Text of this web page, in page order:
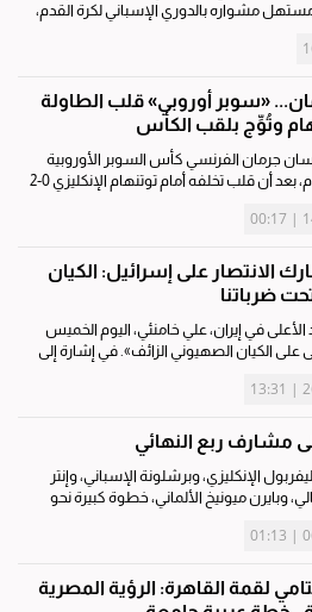
مشواره بالدوري الإسباني لكرة القدم،
ضمن الجولة الافتتاحية للبطولة. وكان
«سوبر أوروبي» قلب الطاولة
وتُوِّج بلقب الكأس
جرمان الفرنسي كأس السوبر الأوروبية
في كرة القدم، بعد أن قلب تخلفه أمام توتنهام الإنكليزي 0-2
4-3 أمس (الأربعاء) في مدينة أوديني الإيطالية.
الانتصار على إسرائيل: الكيان
ضرباتنا
في إيران، علي خامنئي، اليوم الخميس
على الكيان الصهيوني الزائف». في إشارة إلى
الإنكليزي، وبرشلونة الإسباني، وإنتر
وبايرن ميونيخ الألماني، خطوة كبيرة نحو
الثلاثة الأولى الانتصار خارج...
لقمة القاهرة: الرؤية المصرية